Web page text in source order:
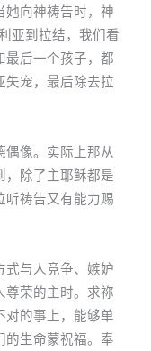
她向神祷告时，神
亚到拉结，我们看
最后一个孩子，都
失宠，最后除去拉
偶像。实际上那从
，除了主耶稣都是
听祷告又有能力赐
式与人竞争、嫉妒
尊荣的主时。求祢
对的事上，能够单
的生命蒙祝福。奉